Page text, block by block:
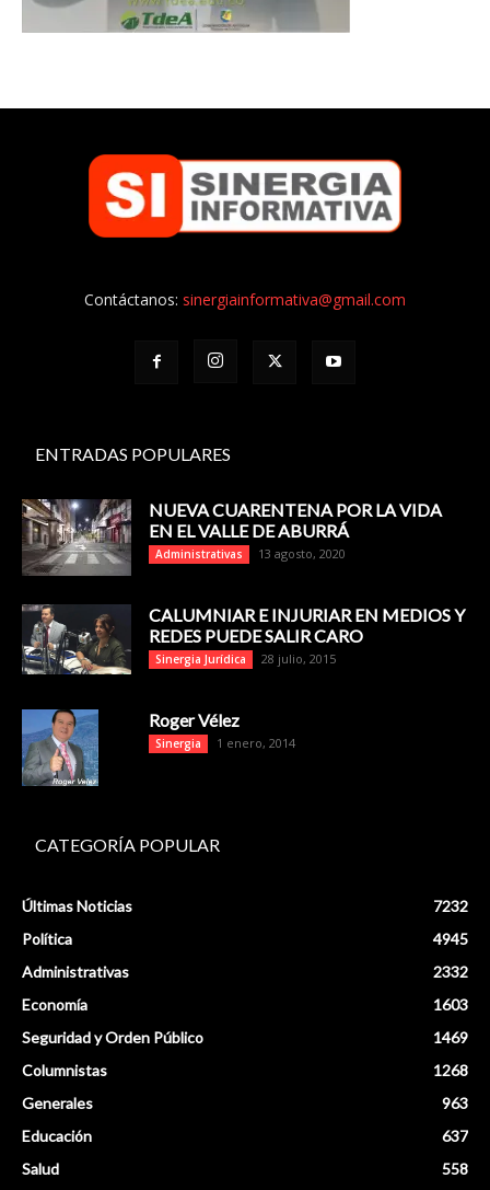
Contáctanos: sinergiainformativa@gmail.com
ENTRADAS POPULARES
NUEVA CUARENTENA POR LA VIDA
EN EL VALLE DE ABURRÁ
Administrativas 13 agosto, 2020
CALUMNIAR E INJURIAR EN MEDIOS Y
REDES PUEDE SALIR CARO
Sinergia Jurídica 28 julio, 2015
Roger Vélez
Sinergia 1 enero, 2014
CATEGORÍA POPULAR
Últimas Noticias
7232
Política
4945
Administrativas
2332
Economía
1603
Seguridad y Orden Público
1469
Columnistas
1268
Generales
963
Educación
637
Salud
558